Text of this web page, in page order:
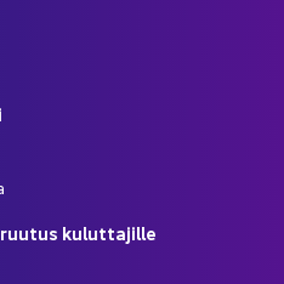
ku­lut­ta­jil­le